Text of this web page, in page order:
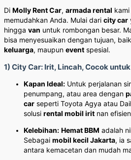
Di Molly Rent Car, armada rental
memudahkan Anda. Mulai dari city car
hingga van untuk rombongan besar.
bisa menyesuaikan dengan tujuan,
keluarga, maupun event spesial.
1) City Car: Irit, Lincah, Cocok
Kapan Ideal: Untuk perjalanan
penumpang, atau area dengan
car seperti Toyota Agya atau
solusi rental mobil irit nan
Kelebihan: Hemat BBM adalah
Sebagai mobil kecil Jakarta, ia
antara kemacetan dan mudah